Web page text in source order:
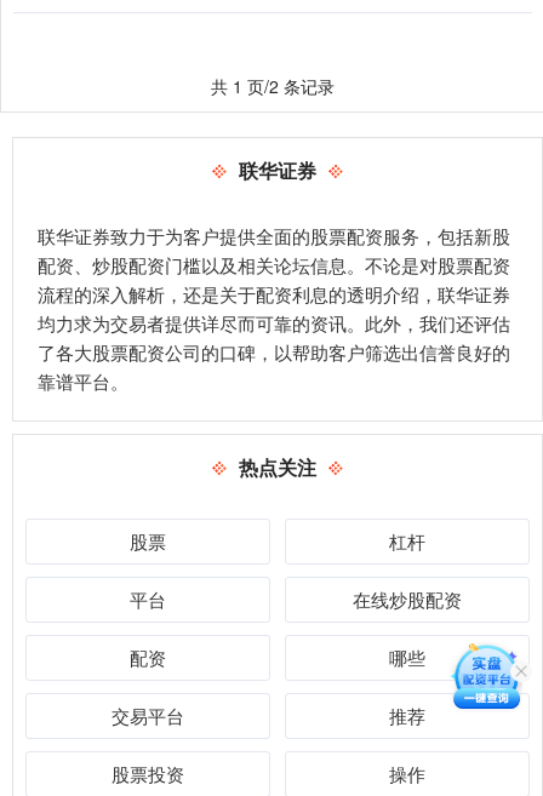
共 1 页/2 条记录
联华证券
联华证券致力于为客户提供全面的股票配资服务，包括新股
配资、炒股配资门槛以及相关论坛信息。不论是对股票配资
流程的深入解析，还是关于配资利息的透明介绍，联华证券
均力求为交易者提供详尽而可靠的资讯。此外，我们还评估
了各大股票配资公司的口碑，以帮助客户筛选出信誉良好的
靠谱平台。
热点关注
股票 杠杆
平台 在线炒股配资
配资 哪些
交易平台 推荐
股票投资 操作